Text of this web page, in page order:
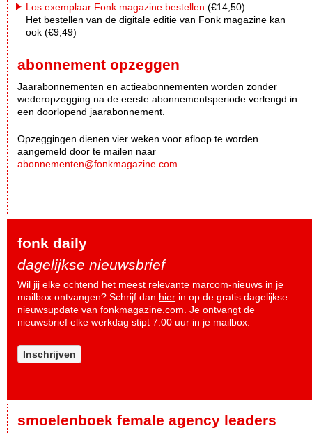
Los exemplaar Fonk magazine bestellen (€14,50)
Het bestellen van de digitale editie van Fonk magazine kan
ook (€9,49)
abonnement opzeggen
Jaarabonnementen en actieabonnementen worden zonder
wederopzegging na de eerste abonnementsperiode verlengd in
een doorlopend jaarabonnement.
Opzeggingen dienen vier weken voor afloop te worden
aangemeld door te mailen naar
abonnementen@fonkmagazine.com
fonk daily
dagelijkse nieuwsbrief
Wil jij elke ochtend het meest relevante marcom-nieuws in je
mailbox ontvangen? Schrijf dan hier in op de gratis dagelijkse
nieuwsupdate van fonkmagazine.com. Je ontvangt de
nieuwsbrief elke werkdag stipt 7.00 uur in je mailbox.
Inschrijven
smoelenboek female agency leaders